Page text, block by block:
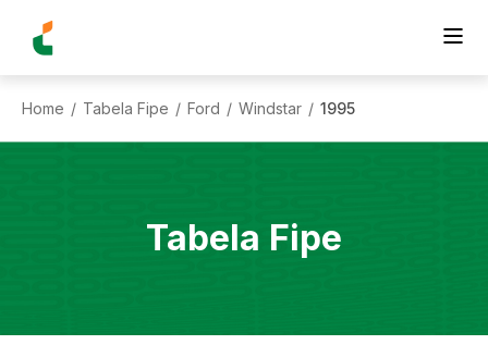
Home / Tabela Fipe / Ford / Windstar / 1995
Tabela Fipe